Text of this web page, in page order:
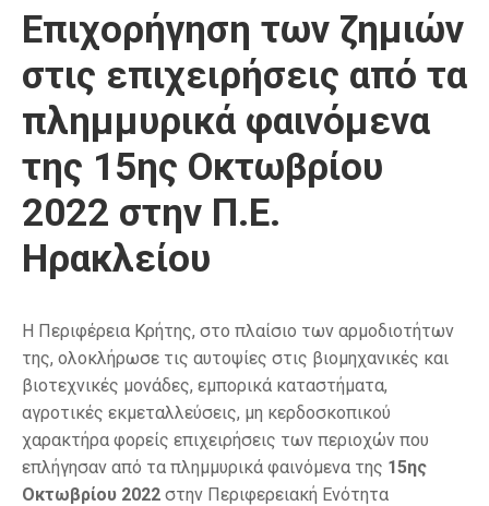
Επιχορήγηση των ζημιών
στις επιχειρήσεις από τα
πλημμυρικά φαινόμενα
της 15ης Οκτωβρίου
2022 στην Π.Ε.
Ηρακλείου
Η Περιφέρεια Κρήτης, στο πλαίσιο των αρμοδιοτήτων
της, ολοκλήρωσε τις αυτοψίες στις βιομηχανικές και
βιοτεχνικές μονάδες, εμπορικά καταστήματα,
αγροτικές εκμεταλλεύσεις, μη κερδοσκοπικού
χαρακτήρα φορείς επιχειρήσεις των περιοχών που
επλήγησαν από τα πλημμυρικά φαινόμενα της 15ης
Οκτωβρίου 2022 στην Περιφερειακή Ενότητα